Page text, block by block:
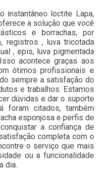
instantâneo loctite Lapa,
a solução que você
e borrachas, por
registros , luva tricotada
, epis, luva pigmentada
acontece graças aos
ótimos profissionais e
sempre a satisfação do
e trabalhos. Estamos
dúvidas e dar o suporte
foram citados, também
esponjosa e perfis de
a confiança de
completa com o
o serviço que mais
ou a funcionalidade
dia.